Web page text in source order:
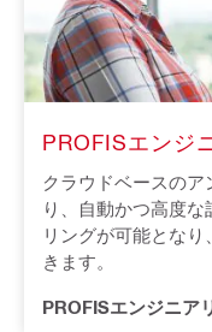
PROFISエンジ
クラウドベースの
り、自動かつ高度
リングが可能とな
きます。
PROFISエンジニア